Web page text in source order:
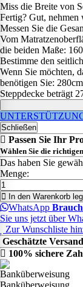
Miss die Breite von
Fertig? Gut, nehmen
Messen Sie die
Vom
die beiden Maße:
Bestimme den
Wenn Sie möchten,
benötigen Sie:
Steppdecke beträgt
Schließen
Passen Sie Ihr
Wählen Sie die
Das haben Sie
Menge:
In den Warenkorb
WhatsApp
Sie uns jetzt über
Zur Wunschliste
Geschätzte
100% sichere
Banküberweisung